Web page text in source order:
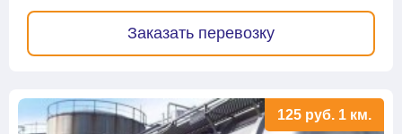
Заказать перевозку
125 руб. 1 км.